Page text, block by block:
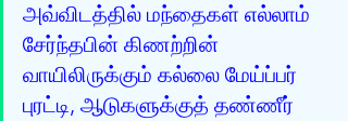
அவ்விடத்தில் மந்தைகள் எல்லாம்
சேர்ந்தபின் கிணற்றின்
வாயிலிருக்கும் கல்லை மேய்ப்பர்
புரட்டி, ஆடுகளுக்குத் தண்ணீர்